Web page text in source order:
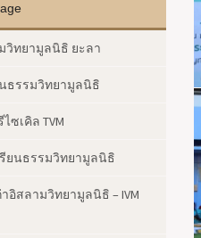
วิทยามูลนิธิ ยะลา
นธรรมวิทยามูลนิธิ
ซเคิล TVM
ยนธรรมวิทยามูลนิธิ
อิสลามวิทยามูลนิธิ – IVM